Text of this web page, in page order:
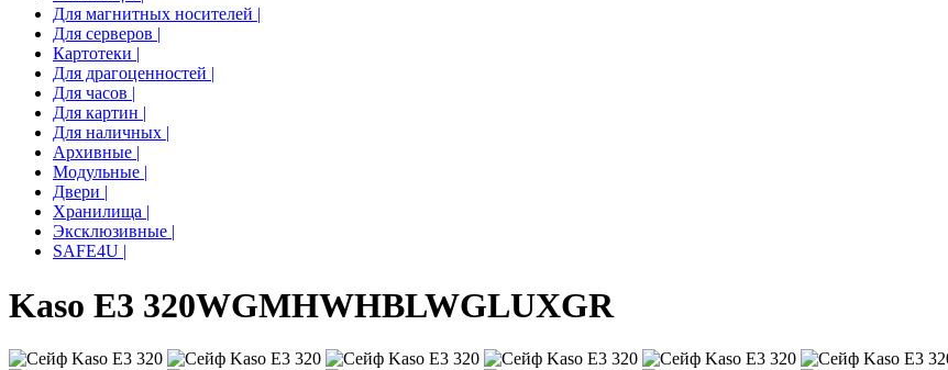
Для магнитных носителей |
Для серверов |
Картотеки |
Для драгоценностей |
Для часов |
Для картин |
Для наличных |
Архивные |
Модульные |
Двери |
Хранилища |
Эксклюзивные |
SAFE4U |
Kaso E3 320WGMHWHBLWGLUXGR